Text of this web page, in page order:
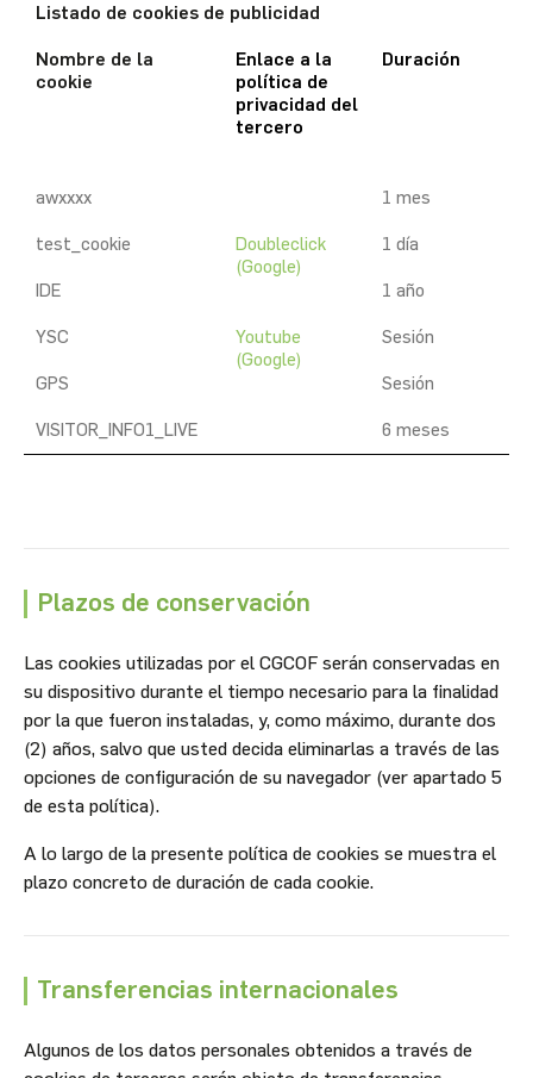
Listado de cookies de publicidad
Nombre de la
cookie
Enlace a la
política de
privacidad del
tercero
Duración
awxxxx 1 mes
test_cookie
Doubleclick
(Google)
1 día
IDE 1 año
YSC
Youtube
(Google)
Sesión
GPS Sesión
VISITOR_INFO1_LIVE 6 meses
Plazos de conservación
Las cookies utilizadas por el CGCOF serán conservadas en
su dispositivo durante el tiempo necesario para la finalidad
por la que fueron instaladas, y, como máximo, durante dos
(2) años, salvo que usted decida eliminarlas a través de las
opciones de configuración de su navegador (ver apartado 5
de esta política).
A lo largo de la presente política de cookies se muestra el
plazo concreto de duración de cada cookie.
Transferencias internacionales
Algunos de los datos personales obtenidos a través de